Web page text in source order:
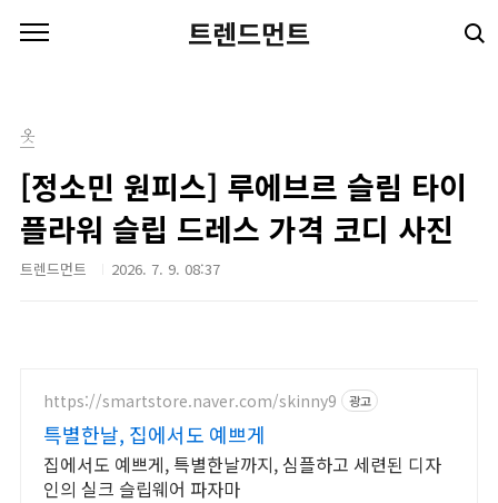
트렌드먼트
옷
[정소민 원피스] 루에브르 슬림 타이
플라워 슬립 드레스 가격 코디 사진
트렌드먼트 2026. 7. 9. 08:37
https://smartstore.naver.com/skinny9 광고
특별한날, 집에서도 예쁘게
집에서도 예쁘게, 특별한날까지, 심플하고 세련된 디자
인의 실크 슬립웨어 파자마